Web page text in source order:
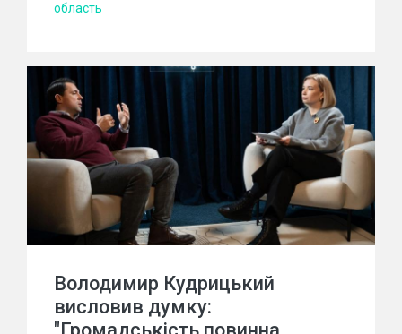
область
Володимир Кудрицький
висловив думку: